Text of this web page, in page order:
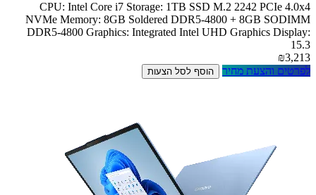
CPU: Intel Core i7 Storage: 1TB SSD M.2 2242 PCIe 4.0x4
NVMe Memory: 8GB Soldered DDR5-4800 + 8GB SODIMM
DDR5-4800 Graphics: Integrated Intel UHD Graphics Display:
15.3
₪3,213
לפרטים והצעת מחיר
הוסף לסל הצעות